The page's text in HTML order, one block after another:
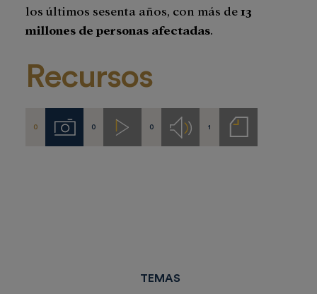
los últimos sesenta años, con más de13
millones de personas afectadas.
Recursos
0 Imágenes
0 Videos
0 Audios1
Notas
de
TEMAS